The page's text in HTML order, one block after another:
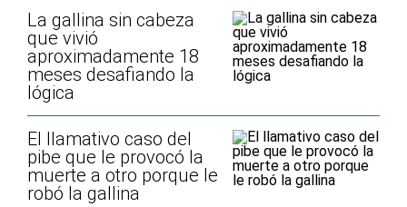
La gallina sin cabeza
que vivió
aproximadamente 18
meses desafiando la
lógica
El llamativo caso del
pibe que le provocó la
muerte a otro porque le
robó la gallina